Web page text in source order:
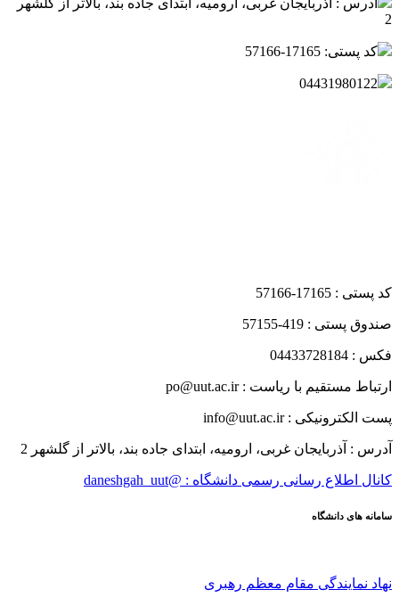
آدرس : آذربایجان غربی، ارومیه، ابتدای جاده بند، بالاتر از گلشهر
2
کد پستی: 17165-57166
04431980122
کد پستی : 17165-57166
صندوق پستی : 419-57155
فکس : 04433728184
ارتباط مستقیم با ریاست : po@uut.ac.ir
پست الکترونیکی : info@uut.ac.ir
آدرس : آذربایجان غربی، ارومیه، ابتدای جاده بند، بالاتر از گلشهر 2
کانال اطلاع رسانی رسمی دانشگاه : @daneshgah_uut
سامانه های دانشگاه
نهاد نمایندگی مقام معظم رهبری